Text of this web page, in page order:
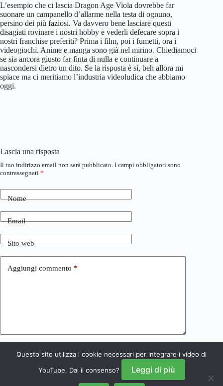
L’esempio che ci lascia Dragon Age Viola dovrebbe far
suonare un campanello d’allarme nella testa di ognuno,
persino dei più faziosi. Va davvero bene lasciare questi
disagiati rovinare i nostri hobby e vederli defecare sopra i
nostri franchise preferiti? Prima i film, poi i fumetti, ora i
videogiochi. Anime e manga sono già nel mirino. Chiediamoci
se sia ancora giusto far finta di nulla e continuare a
nascondersi dietro un dito. Se la risposta è sì, beh allora mi
spiace ma ci meritiamo l’industria videoludica che abbiamo
oggi.
Lascia una risposta
Il tuo indirizzo email non sarà pubblicato. I campi obbligatori sono
contrassegnati *
Nome
Email
Sito web
Aggiungi commento *
Invia commento
Questo sito utilizza i cookie necessari per integrare i video di
YouTube. Dai il consenso?
Leggi di più